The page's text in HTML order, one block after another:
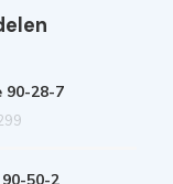
90-28-7
50-2